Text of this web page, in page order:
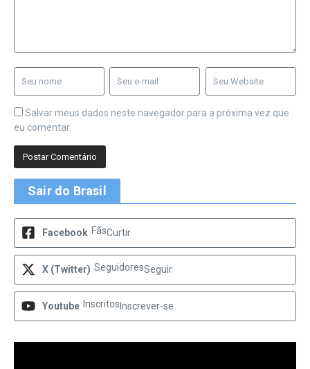
Salvar meus dados neste navegador para a próxima vez que
eu comentar.
Sair do Brasil
Facebook FãsCurtir
X (Twitter) SeguidoresSeguir
Youtube Inscritos Inscrever-se